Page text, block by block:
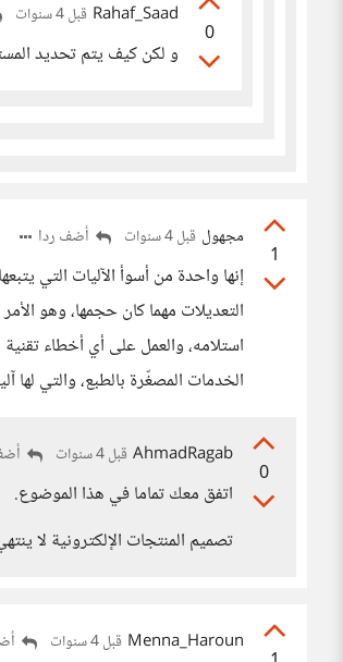
0
Rahaf_Saad قبل 4 سنوات
و لكن كيف يتم تحديد
1
مجهول قبل 4 سنوات أضف ردا
إنها واحدة من أسوأ الآليات التي
التعديلات مهما كان حجمها، وهو
استلامه، والعمل على أي أخطاء
الخدمات المصغّرة بالطبع، والتي
0
AhmadRagab قبل 4 سنوات
اتفق معك تماما في هذا الموضوع.
تصميم المنتجات الإلكترونية لا
Menna_Haroun قبل 4 سنوات